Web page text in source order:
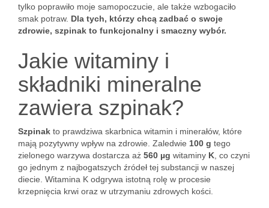
tylko poprawiło moje samopoczucie, ale także wzbogaciło
smak potraw. Dla tych, którzy chcą zadbać o swoje
zdrowie, szpinak to funkcjonalny i smaczny wybór.
Jakie witaminy i
składniki mineralne
zawiera szpinak?
Szpinak to prawdziwa skarbnica witamin i minerałów, które
mają pozytywny wpływ na zdrowie. Zaledwie 100 g tego
zielonego warzywa dostarcza aż 560 µg witaminy K , co czyni
go jednym z najbogatszych źródeł tej substancji w naszej
diecie. Witamina K odgrywa istotną rolę w procesie
krzepnięcia krwi oraz w utrzymaniu zdrowych kości.